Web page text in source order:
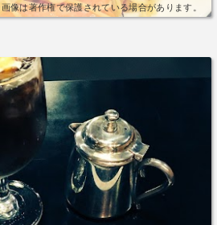
画像は著作権で保護されている場合があります。